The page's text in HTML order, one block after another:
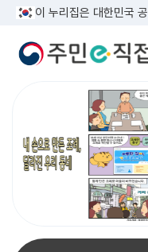
이 누리집은 대한민국
주민조례 국정 홍보 만